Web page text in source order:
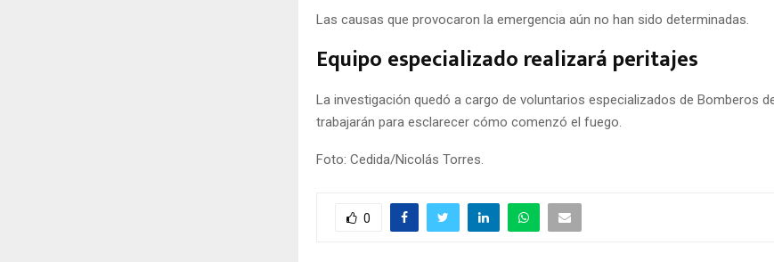
Las causas que provocaron la emergencia aún no han sido determinadas.
Equipo especializado realizará peritajes
La investigación quedó a cargo de voluntarios especializados de Bomberos
trabajarán para esclarecer cómo comenzó el fuego.
Foto: Cedida/Nicolás Torres.
0